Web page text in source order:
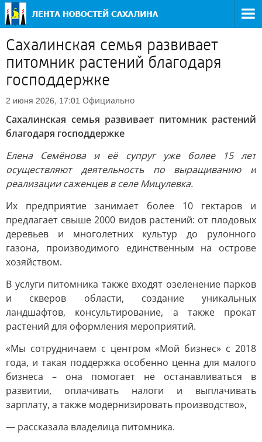
Сахалинская семья развивает
питомник растений благодаря
господдержке
2 июня 2026, 17:01 Официально
Сахалинская семья развивает питомник растений
благодаря господдержке
Елена Семёнова и её супруг уже более 15 лет
осуществляют деятельность по выращиванию и
реализации саженцев в селе Мицулевка.
Их предприятие занимает более 10 гектаров и
предлагает свыше 2000 видов растений: от плодовых
деревьев и многолетних культур до рулонного
газона, производимого единственным на острове
хозяйством.
В услуги питомника также входят озеленение парков
и скверов области, создание уникальных
ландшафтов, консультирование, а также прокат
растений для оформления мероприятий.
«Мы сотрудничаем с центром «Мой бизнес» с 2018
года, и такая поддержка особенно ценна для малого
бизнеса – она помогает не останавливаться в
развитии, оплачивать налоги и выплачивать
зарплату, а также модернизировать производство»,
— рассказала владелица питомника.